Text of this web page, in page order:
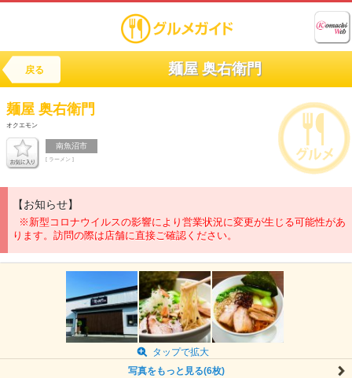
戻る 麺屋 奥右衛門
麺屋 奥右衛門
オクエモン
南魚沼市
[ ラーメン ]
【お知らせ】
※新型コロナウイルスの影響により営業状況に変更が生じる可能性があ
ります。訪問の際は店舗に直接ご確認ください。
タップで拡大
写真をもっと見る(6枚)